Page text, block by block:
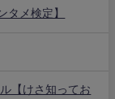
タメ検定】
【けさ知ってお